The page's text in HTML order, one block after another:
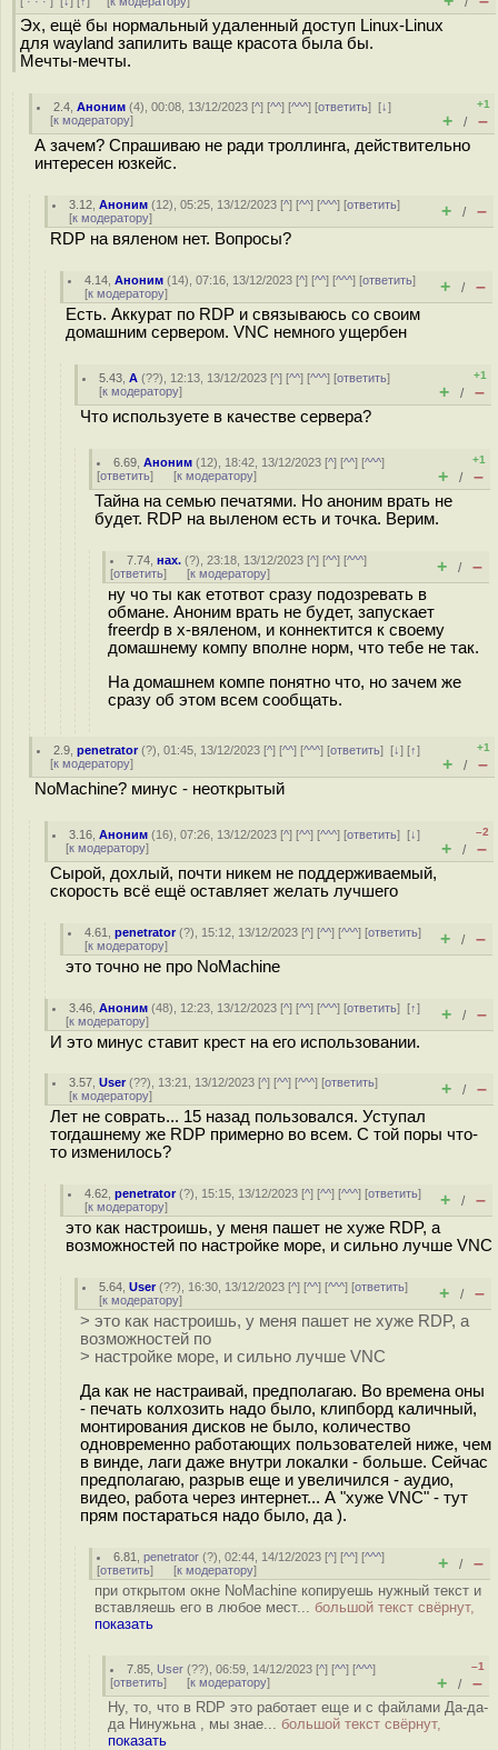
Эх, ещё бы нормальный удаленный доступ Linux-Linux
для wayland запилить ваще красота была бы.
Мечты-мечты.
2.4 ,Аноним (4), 00:08, 13/12/2023 [^] [^^] [^^^] [ответить][↓]
[к модератору]
+1
+ / –
А зачем? Спрашиваю не ради троллинга, действительно
интересен юзкейс.
3.12 ,Аноним (12), 05:25, 13/12/2023 [^] [^^] [^^^] [ответить]
[к модератору] + / –
RDP на вяленом нет. Вопросы?
4.14 ,Аноним (14), 07:16, 13/12/2023 [^] [^^] [^^^] [ответить]
[к модератору] + / –
Есть. Аккурат по RDP и связываюсь со своим
домашним сервером. VNC немного ущербен
5.43 ,А (??), 12:13, 13/12/2023 [^] [^^] [^^^] [ответить]
[к модератору]
+1
+ / –
Что используете в качестве сервера?
6.69 ,Аноним (12), 18:42, 13/12/2023 [^] [^^] [^^^]
[ответить] [к модератору]
+1
+ / –
Тайна на семью печатями. Но аноним врать не
будет. RDP на выленом есть и точка. Верим.
7.74 ,нах. (?), 23:18, 13/12/2023 [^] [^^] [^^^]
[ответить] [к модератору] + / –
ну чо ты как етотвот сразу подозревать в
обмане. Аноним врать не будет, запускает
freerdp в х-вяленом, и коннектится к своему
домашнему компу вполне норм, что тебе не так.
На домашнем компе понятно что, но зачем же
сразу об этом всем сообщать.
2.9 ,penetrator(?), 01:45, 13/12/2023 [^] [^^] [^^^] [ответить][↓] [↑]
[к модератору]
+1
+ / –
NoMachine? минус - неоткрытый
3.16 ,Аноним (16), 07:26, 13/12/2023 [^] [^^] [^^^] [ответить][↓]
[к модератору]
–2
+ / –
Сырой, дохлый, почти никем не поддерживаемый,
скорость всё ещё оставляет желать лучшего
4.61 ,penetrator(?), 15:12, 13/12/2023 [^] [^^] [^^^] [ответить]
[к модератору] + / –
это точно не про NoMachine
3.46 ,Аноним (48), 12:23, 13/12/2023 [^] [^^] [^^^] [ответить][↑]
[к модератору] + / –
И это минус ставит крест на его использовании.
3.57 ,User(??), 13:21, 13/12/2023 [^] [^^] [^^^] [ответить]
[к модератору] + / –
Лет не соврать... 15 назад пользовался. Уступал
тогдашнему же RDP примерно во всем. С той поры что-
то изменилось?
4.62 ,penetrator(?), 15:15, 13/12/2023 [^] [^^] [^^^] [ответить]
[к модератору] + / –
это как настроишь, у меня пашет не хуже RDP, а
возможностей по настройке море, и сильно лучше VNC
5.64 ,User(??), 16:30, 13/12/2023 [^] [^^] [^^^] [ответить]
[к модератору] + / –
> это как настроишь, у меня пашет не хуже RDP, а
возможностей по
> настройке море, и сильно лучше VNC
Да как не настраивай, предполагаю. Во времена оны
- печать колхозить надо было, клипборд каличный,
монтирования дисков не было, количество
одновременно работающих пользователей ниже, чем
в винде, лаги даже внутри локалки - больше. Сейчас
предполагаю, разрыв еще и увеличился - аудио,
видео, работа через интернет... А "хуже VNC" - тут
прям постараться надо было, да ).
6.81 ,penetrator (?), 02:44, 14/12/2023 [^] [^^] [^^^]
[ответить] [к модератору] + / –
при открытом окне NoMachine копируешь нужный текст и
вставляешь его в любое мест... большой текст свёрнут,
показать
7.85 User (??), 06:59, 14/12/2023 [^] [^^] [^^^]
[ответить] [к модератору]
–1
+ / –
Ну, то, что в RDP это работает еще и с файлами Да-да-
да Нинужьна , мы знае... большой текст свёрнут,
показать